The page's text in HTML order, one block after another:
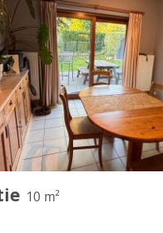
10 m²
dans une coloc à
dans une superbe
août. La colocation est
le sport, j’adore cuisiner
bon